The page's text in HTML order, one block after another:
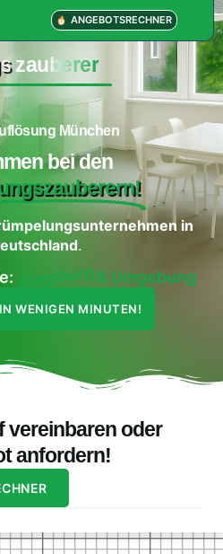
ANGEBOTSRECHNER
zauberer
München
bei den
in
.
Augsburg & Umgebung
WENIGEN MINUTEN!
vereinbaren oder
anfordern!